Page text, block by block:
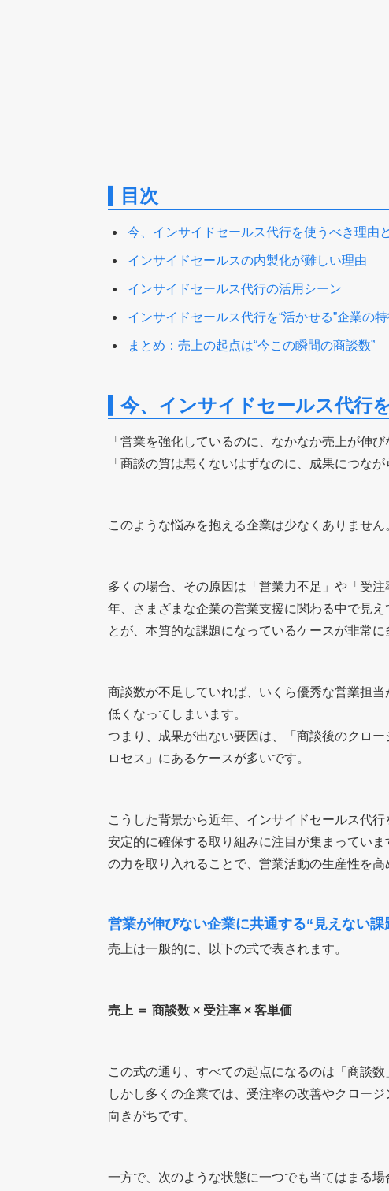
目次
今、インサイドセールス代行を使うべき理由
インサイドセールスの内製化が難しい理由
インサイドセールス代行の活用シーン
インサイドセールス代行を“活かせる”企業の
まとめ：売上の起点は“今この瞬間の商談数”
今、インサイドセールス代行
「営業を強化しているのに、なかなか売上が伸び
「商談の質は悪くないはずなのに、成果につなが
このような悩みを抱える企業は少なくありません
多くの場合、その原因は「営業力不足」や「受
年、さまざまな企業の営業支援に関わる中で見
とが、本質的な課題になっているケースが非常に
商談数が不足していれば、いくら優秀な営業担
低くなってしまいます。
つまり、成果が出ない要因は、「商談後のクロ
ロセス」にあるケースが多いです。
こうした背景から近年、インサイドセールス代
安定的に確保する取り組みに注目が集まってい
の力を取り入れることで、営業活動の生産性を高
営業が伸びない企業に共通する“見えない課
売上は一般的に、以下の式で表されます。
売上 ＝ 商談数 × 受注率 × 客単価
この式の通り、すべての起点になるのは「商談数
しかし多くの企業では、受注率の改善やクロー
向きがちです。
一方で、次のような状態に一つでも当てはまる